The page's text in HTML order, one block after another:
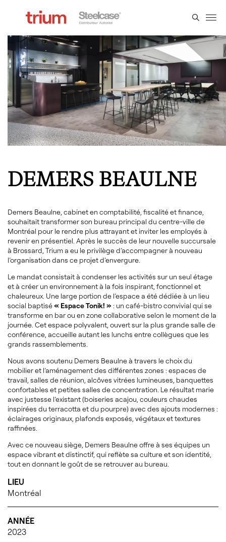
DEMERS BEAULNE
Demers Beaulne, cabinet en comptabilité, fiscalité et finance,
souhaitait transformer son bureau principal du centre-ville de
Montréal pour le rendre plus attrayant et inviter les employés à
revenir en présentiel. Après le succès de leur nouvelle succursale
à Brossard, Trium a eu le privilège d’accompagner à nouveau
l’organisation dans ce projet d’envergure.
Le mandat consistait à condenser les activités sur un seul étage
et à créer un environnement à la fois inspirant, fonctionnel et
chaleureux. Une large portion de l’espace a été dédiée à un lieu
social baptisé« Espace Tonik! » : un café-bistro convivial qui se
transforme en bar ou en zone collaborative selon le moment de la
journée. Cet espace polyvalent, ouvert sur la plus grande salle de
conférence, accueille autant les lunchs entre collègues que les
grands rassemblements.
Nous avons soutenu Demers Beaulne à travers le choix du
mobilier et l’aménagement des différentes zones : espaces de
travail, salles de réunion, alcôves vitrées lumineuses, banquettes
confortables et petites salles de concentration. Le résultat marie
avec justesse l’existant (boiseries acajou, couleurs chaudes
inspirées du terracotta et du pourpre) avec des ajouts modernes :
éclairages originaux, plafonds exposés, végétaux et textures
raffinées.
Avec ce nouveau siège, Demers Beaulne offre à ses équipes un
espace vibrant et distinctif, qui reflète sa culture et son identité,
tout en donnant le goût de se retrouver au bureau.
LIEU
Montréal
ANNÉE
2023